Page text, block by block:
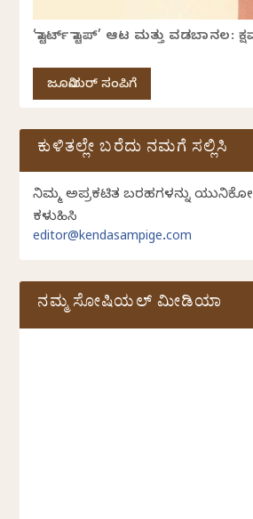
‘ಸ್ಟಾರ್ಟ್ ಸ್ಟಾಪ್’ ಆಟ ಮತ್ತು ವಡಬಾನಲ:
ಜೂನಿಯರ್ ಸಂಪಿಗೆ
ಕುಳಿತಲ್ಲೇ ಬರೆದು ನಮಗೆ ಸಲ್ಲಿಸಿ
ನಿಮ್ಮ ಅಪ್ರಕಟಿತ ಬರಹಗಳನ್ನು
ಕಳುಹಿಸಿ
editor@kendasampige.com
ನಮ್ಮ ಸೋಷಿಯಲ್‌ ಮೀಡಿಯಾ